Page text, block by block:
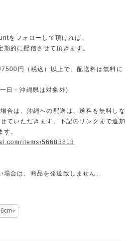
フォローして頂ければ、
的に配信させて頂きます。
円（税込）以上で、配送料は無料に
日・沖縄県は対象外)
合は、沖縄への配送は、送料を無料しな
ていただきます。下記のリンクまで追加
。
items/56683813
合は、商品を発送致しません。